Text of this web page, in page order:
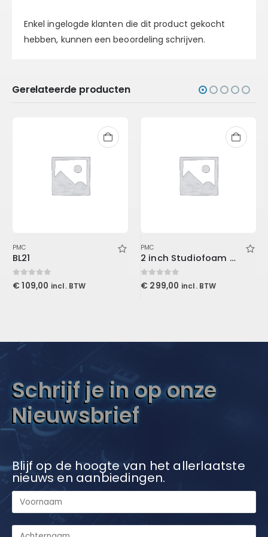
Enkel ingelogde klanten die dit product gekocht
hebben, kunnen een beoordeling schrijven.
Gerelateerde producten
PMC
BL21
0out of 5
€ 109,00 incl. BTW
PMC
2 inch Studiofoam Wave 60x60x5cm, Purple
0out of 5
€ 299,00 incl. BTW
Schrijf je in op onze
Nieuwsbrief
Blijf op de hoogte van het allerlaatste
nieuws en aanbiedingen.